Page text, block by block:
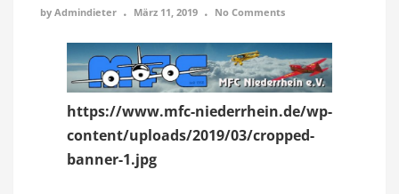
by Admindieter März 11, 2019 No Comments
https://www.mfc-niederrhein.de/wp-
content/uploads/2019/03/cropped-
banner-1.jpg